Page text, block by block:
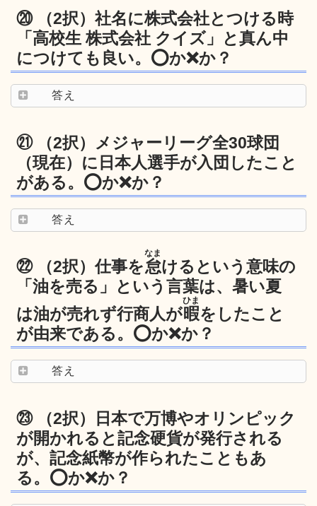
⑳ （2択）社名に株式会社とつける時
「高校生 株式会社 クイズ」と真ん中
につけても良い。⭕️か❌か？
答え
㉑ （2択）メジャーリーグ全30球団
（現在）に日本人選手が入団したこと
がある。⭕️か❌か？
答え
㉒ （2択）仕事を怠
なま
けるという意味の
「油を売る」という言葉は、暑い夏
は油が売れず行商人が暇
ひま
をしたこと
が由来である。⭕️か❌か？
答え
㉓ （2択）日本で万博やオリンピック
が開かれると記念硬貨が発行される
が、記念紙幣が作られたこともあ
る。⭕️か❌か？